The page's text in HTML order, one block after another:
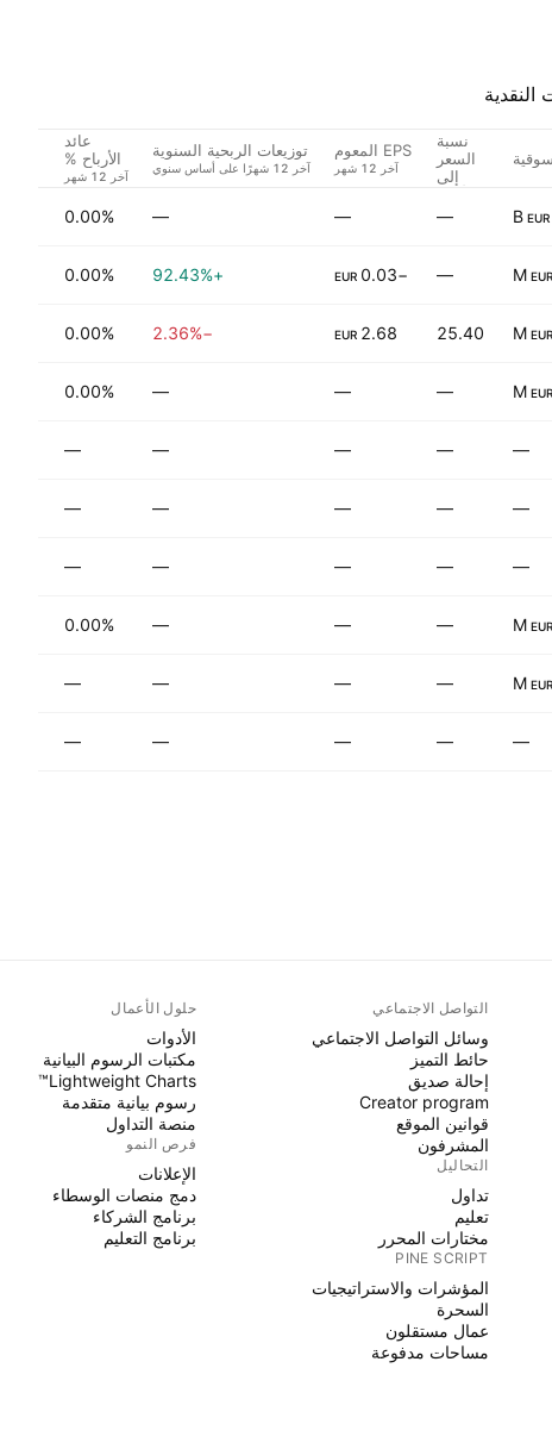
النقدية
نسبة
السعر
إلى
EPS المعوم توزيعات الربحية السنوية
عائد
الأرباح %
EUR
—
—
—
0.00%
EUR
—
−0.03
EUR
+92.43%
0.00%
EUR
25.40
2.68
EUR
−2.36%
0.00%
EUR
—
—
—
0.00%
—
—
—
—
—
—
—
—
—
—
—
—
—
—
—
EUR
—
—
—
0.00%
EUR
—
—
—
—
—
—
—
—
—
التواصل الاجتماعي
وسائل التواصل الاجتماعي
حائط التميز
إحالة صديق
Creator program
قوانين الموقع
المشرفون
التحاليل
تداول
تعليم
مختارات المحرر
PINE SCRIPT
المؤشرات والاستراتيجيات
السحرة
عمال مستقلون
مساحات مدفوعة
حلول الأعمال
الأدوات
مكتبات الرسوم البيانية
Lightweight Charts™
رسوم بيانية متقدمة
منصة التداول
فرص النمو
الإعلانات
دمج منصات الوسطاء
برنامج الشركاء
برنامج التعليم